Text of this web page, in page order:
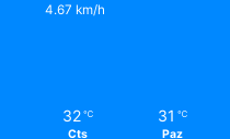
4.67 km/h
32 ℃
Cts
31 ℃
Paz